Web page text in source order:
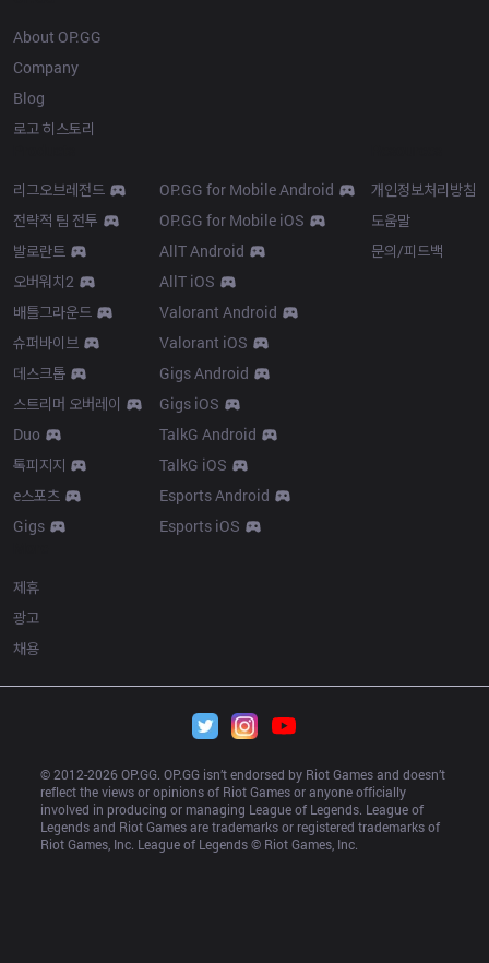
About OP.GG
Company
Blog
로고 히스토리
리그오브레전드
전략적 팀 전투
발로란트
오버워치2
배틀그라운드
슈퍼바이브
데스크톱
스트리머 오버레이
Duo
톡피지지
e스포츠
Gigs
OP.GG for Mobile Android
OP.GG for Mobile iOS
AllT Android
AllT iOS
Valorant Android
Valorant iOS
Gigs Android
Gigs iOS
TalkG Android
TalkG iOS
Esports Android
Esports iOS
개인정보처리방침
도움말
문의/피드백
제휴
광고
채용
© 2012-2026 OP.GG. OP.GG isn’t endorsed by Riot Games and doesn’t
reflect the views or opinions of Riot Games or anyone officially
involved in producing or managing League of Legends. League of
Legends and Riot Games are trademarks or registered trademarks of
Riot Games, Inc. League of Legends © Riot Games, Inc.